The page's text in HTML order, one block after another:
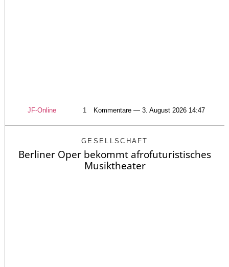
JF-Online 1 Kommentare — 3. August 2026 14:47
GESELLSCHAFT
Berliner Oper bekommt afrofuturistisches
Musiktheater